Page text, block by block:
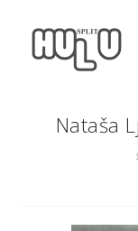
Nataša